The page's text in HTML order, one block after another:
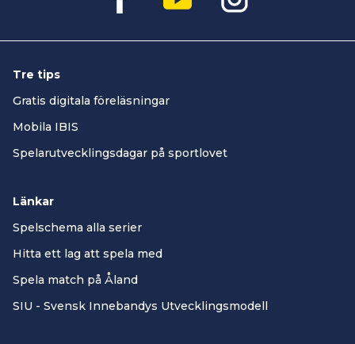
Tre tips
Gratis digitala föreläsningar
Mobila IBIS
Spelarutvecklingsdagar på sportlovet
Länkar
Spelschema alla serier
Hitta ett lag att spela med
Spela match på Åland
SIU - Svensk Innebandys Utvecklingsmodell